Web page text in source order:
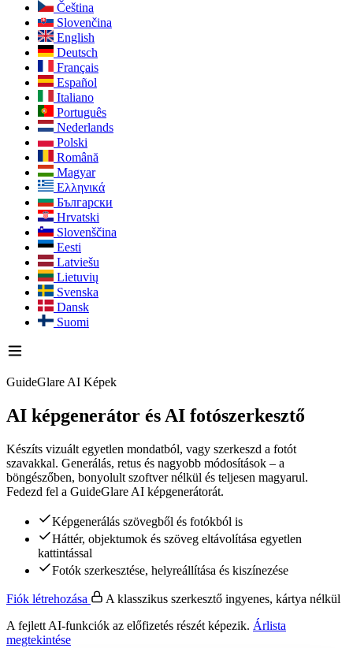
Čeština
Slovenčina
English
Deutsch
Français
Español
Italiano
Português
Nederlands
Polski
Română
Magyar
Ελληνικά
Български
Hrvatski
Slovenščina
Eesti
Latviešu
Lietuvių
Svenska
Dansk
Suomi
GuideGlare AI Képek
AI képgenerátor és AI fotószerkesztő
Készíts vizuált egyetlen mondatból, vagy szerkeszd a fotót
szavakkal. Generálás, retus és nagyobb módosítások – a
böngészőben, bonyolult szoftver nélkül és teljesen magyarul.
Fedezd fel a GuideGlare AI képgenerátorát.
Képgenerálás szövegből és fotókból is
Háttér, objektumok és szöveg eltávolítása egyetlen
kattintással
Fotók szerkesztése, helyreállítása és kiszínezése
Fiók létrehozása
A klasszikus szerkesztő ingyenes, kártya nélkül
A fejlett AI-funkciók az előfizetés részét képezik. Árlista
megtekintése